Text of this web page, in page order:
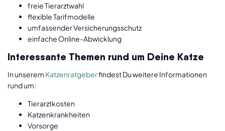
freie Tierarztwahl
flexible Tarifmodelle
umfassender Versicherungsschutz
einfache Online-Abwicklung
Interessante Themen rund um Deine Katze
In unserem Katzenratgeberfindest Du weitere Informationen
rund um:
Tierarztkosten
Katzenkrankheiten
Vorsorge